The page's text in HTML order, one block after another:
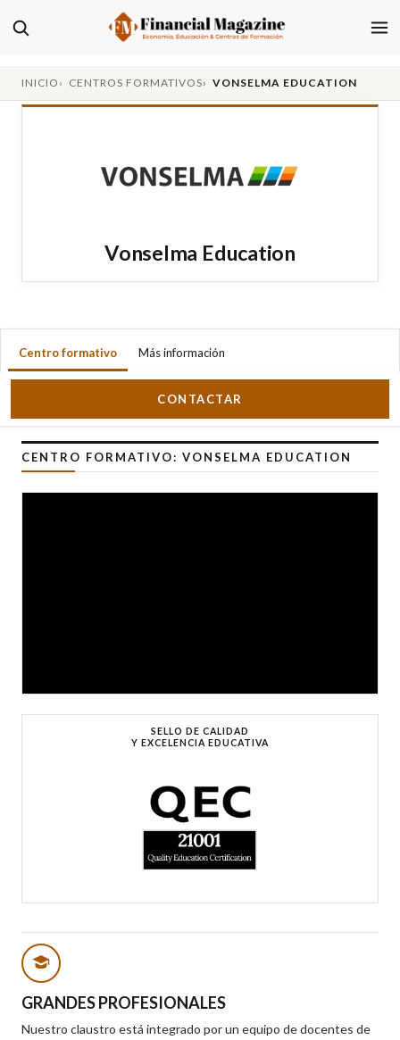
INICIO CENTROS FORMATIVOS VONSELMA EDUCATION
Vonselma Education
Centro formativo Más información
CONTACTAR
CENTRO FORMATIVO: VONSELMA EDUCATION
SELLO DE CALIDAD
Y EXCELENCIA EDUCATIVA
GRANDES PROFESIONALES
Nuestro claustro está integrado por un equipo de docentes de